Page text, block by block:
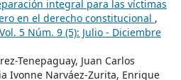
integral para las víctimas
en el derecho constitucional ,
5 Núm. 9 (5): Julio - Diciembre
Tenepaguay, Juan Carlos
Ivonne Narváez-Zurita, Enrique